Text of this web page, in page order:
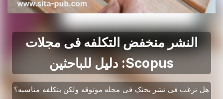
النشر منخفض التکلفه فی مجلات
Scopus: دلیل للباحثین
هل ترغب فی نشر بحثک فی مجله موثوقه ولکن بتکلفه مناسبه؟